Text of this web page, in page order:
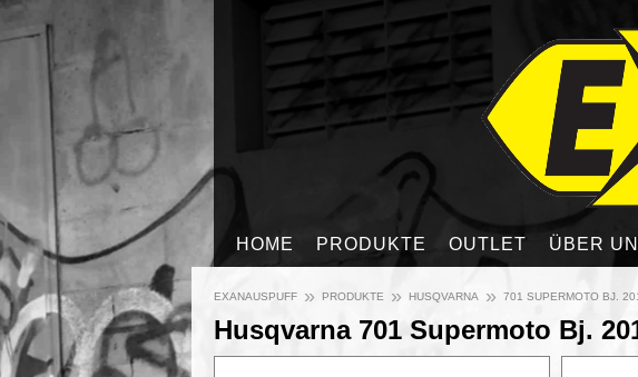
HOME PRODUKTE OUTLET ÜBER
EXANAUSPUFF » PRODUKTE » HUSQVARNA » 701 SUPERMOTO BJ.
Husqvarna 701 Supermoto Bj.